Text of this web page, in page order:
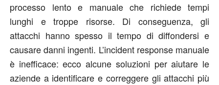
processo lento e manuale che richiede tempi
lunghi e troppe risorse. Di conseguenza, gli
attacchi hanno spesso il tempo di diffondersi e
causare danni ingenti. L’incident response manuale
è inefficace: ecco alcune soluzioni per aiutare le
aziende a identificare e correggere gli attacchi più